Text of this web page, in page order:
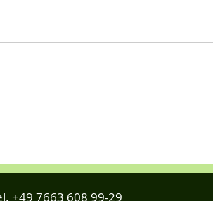
+49 7663 608 99-29